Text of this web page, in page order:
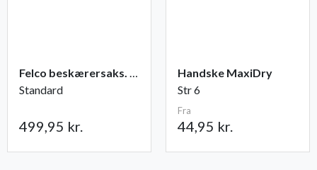
Felco beskærersaks. nr. 2
Standard
499,95 kr.
Handske MaxiDry
Str 6
Fra
44,95 kr.